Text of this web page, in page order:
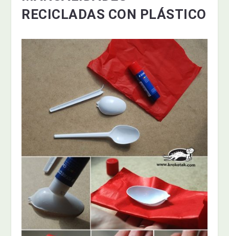
RECICLADAS CON PLÁSTICO